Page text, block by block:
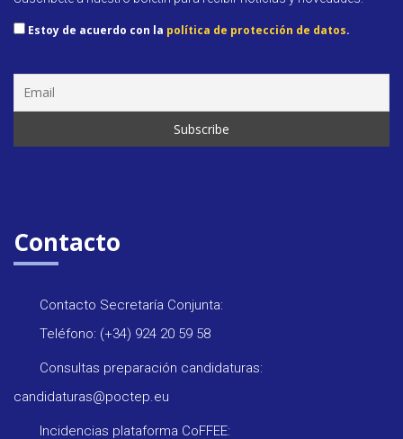
Estoy de acuerdo con la política de protección de datos.
Contacto
Contacto Secretaría Conjunta:
Teléfono: (+34) 924 20 59 58
Consultas preparación candidaturas:
candidaturas@poctep.eu
Incidencias plataforma CoFFEE: